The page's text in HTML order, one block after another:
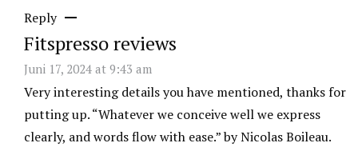
Reply
Fitspresso reviews
Juni 17, 2024 at 9:43 am
Very interesting details you have mentioned, thanks for
putting up. “Whatever we conceive well we express
clearly, and words flow with ease.” by Nicolas Boileau.